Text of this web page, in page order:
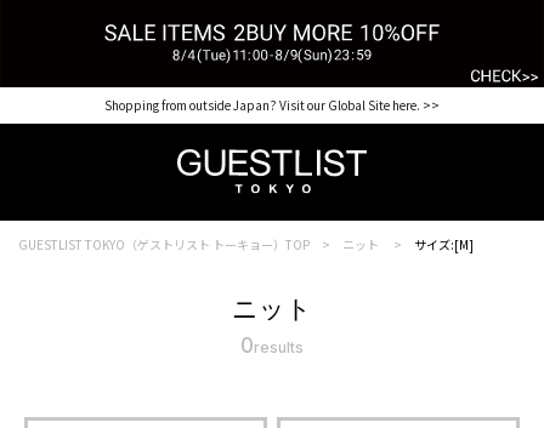
Shopping from outside Japan? Visit our Global Site here. >>
GUESTLIST TOKYO（ゲストリスト トーキョー）TOP ニット サイズ:[M]
ニット
0results